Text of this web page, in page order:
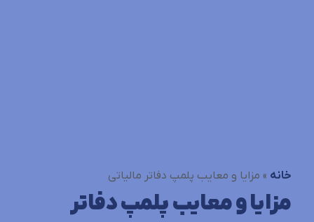
خانه » مزایا و معایب پلمپ دفاتر مالیاتی
مزایا و معایب پلمپ دفاتر